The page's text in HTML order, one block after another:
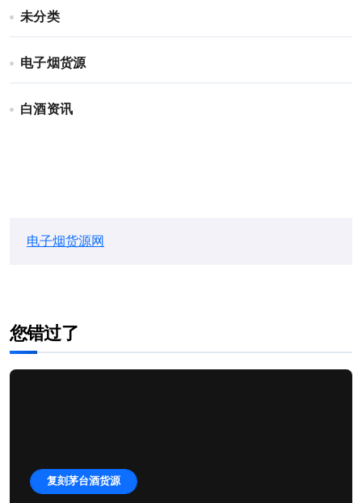
未分类
电子烟货源
白酒资讯
电子烟货源网
您错过了
复刻茅台酒货源